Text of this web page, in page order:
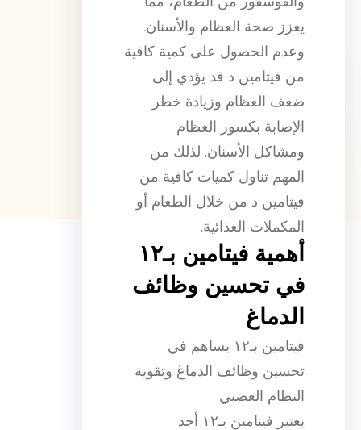
يعزز صحة العظام والأسنان.
وعدم الحصول على كمية كافية
من فيتامين د قد يؤدي إلى
ضعف العظام وزيادة خطر
الإصابة بكسور العظام
ومشاكل الأسنان. لذلك من
المهم تناول كميات كافية من
فيتامين د من خلال الطعام أو
المكملات الغذائية.
أهمية فيتامين بـ١٢
في تحسين وظائف
الدماغ
فيتامين بـ١٢ يساهم في
تحسين وظائف الدماغ وتقوية
النظام العصبي
يعتبر فيتامين بـ١٢ أحد